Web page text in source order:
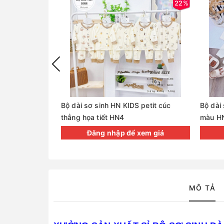
22%
Bộ dài sơ sinh HN KIDS petit cúc
thẳng họa tiết HN4
Đăng nhập để xem giá
Bộ dài
màu
MÔ TẢ